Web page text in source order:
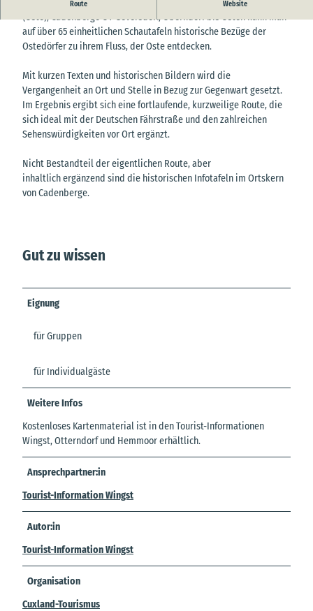
Route Website
Entlang der historischen Ostedeichroute von Belum über Neuhaus
(Oste), Cadenberge OT Geversdorf, Oberndorf bis Osten kann man
auf über 65 einheitlichen Schautafeln historische Bezüge der
Ostedörfer zu ihrem Fluss, der Oste entdecken.
Mit kurzen Texten und historischen Bildern wird die
Vergangenheit an Ort und Stelle in Bezug zur Gegenwart gesetzt.
Im Ergebnis ergibt sich eine fortlaufende, kurzweilige Route, die
sich ideal mit der Deutschen Fährstraße und den zahlreichen
Sehenswürdigkeiten vor Ort ergänzt.
Nicht Bestandteil der eigentlichen Route, aber
inhaltlich ergänzend sind die historischen Infotafeln im Ortskern
von Cadenberge.
Gut zu wissen
Eignung
für Gruppen
für Individualgäste
Weitere Infos
Kostenloses Kartenmaterial ist in den Tourist-Informationen
Wingst, Otterndorf und Hemmoor erhältlich.
Ansprechpartner:in
Tourist-Information Wingst
Autor:in
Tourist-Information Wingst
Organisation
Cuxland-Tourismus